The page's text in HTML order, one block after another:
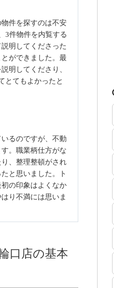
件を探すのは不安
3件物件を内覧する
明してくださった
ができました。最
明してくださり、
とてもよかったと
るのですが、不動
。職業柄仕方がな
、整理整頓がされ
と思いました。ト
の印象はよくなか
り不満には思いま
口店の基本